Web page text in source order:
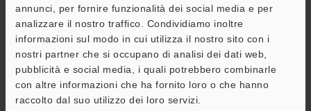
annunci, per fornire funzionalità dei social media e per
analizzare il nostro traffico. Condividiamo inoltre
informazioni sul modo in cui utilizza il nostro sito con i
nostri partner che si occupano di analisi dei dati web,
pubblicità e social media, i quali potrebbero combinarle
con altre informazioni che ha fornito loro o che hanno
raccolto dal suo utilizzo dei loro servizi.
CA-DSW3
2D-MICROCADAM:14.4KB
Download